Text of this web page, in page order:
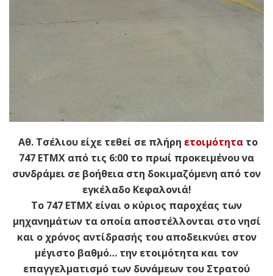
Αθ. Τσέλιου είχε τεθεί σε πλήρη ετοιμότητατο
747 ΕΤΜΧ από τις 6:00 το πρωί προκειμένου να
συνδράμει σε βοήθεια στη δοκιμαζόμενη από τον
εγκέλαδο Κεφαλονιά!
Το 747 ΕΤΜΧ είναι ο κύριος παροχέας των
μηχανημάτων τα οποία αποστέλλονται στο νησί
και ο χρόνος αντίδρασής του αποδεικνύει στον
μέγιστο βαθμό… την ετοιμότητα και τον
επαγγελματισμό των δυνάμεων του Στρατού